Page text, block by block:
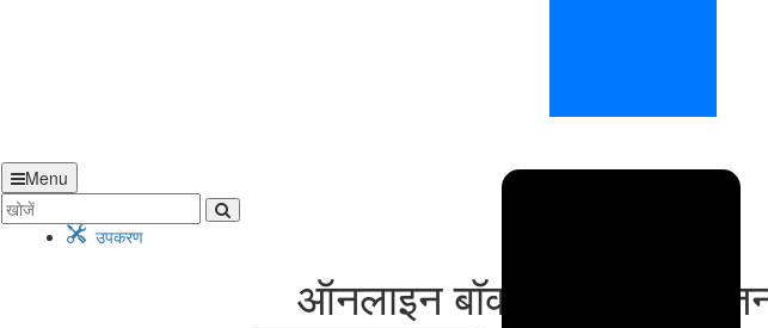
Menu
उपकरण
ऑनलाइन बॉक्स शैडो CSS